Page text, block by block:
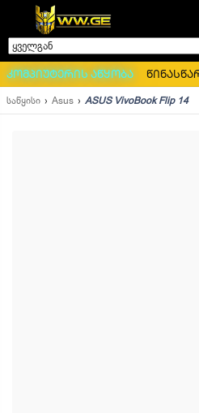
ყველგან
კომპიუტერის აწყობა
საწყისი Asus ASUS VivoBook Flip 14